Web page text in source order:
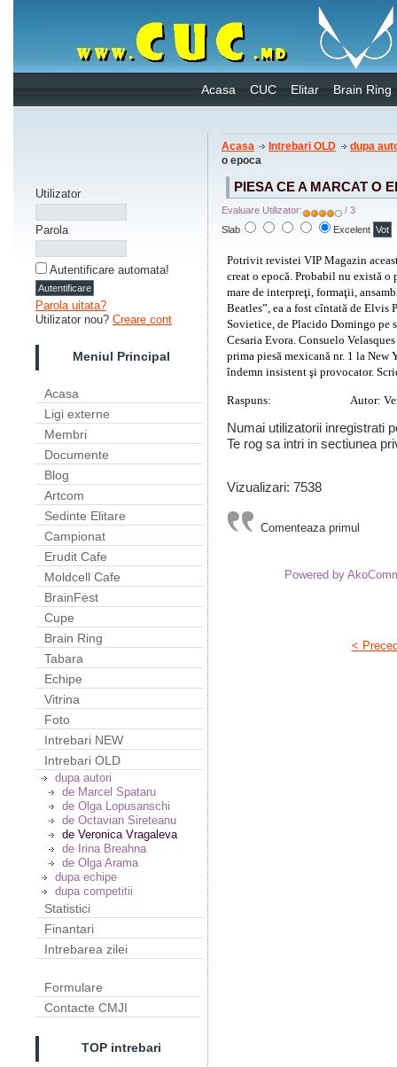
Acasa CUC Elitar Brain Ring
Utilizator
Parola
Autentificare automata!
Parola uitata?
Utilizator nou? Creare cont
Meniul Principal
Acasa
Ligi externe
Membri
Documente
Blog
Artcom
Sedinte Elitare
Campionat
Erudit Cafe
Moldcell Cafe
BrainFest
Cupe
Brain Ring
Tabara
Echipe
Vitrina
Foto
Intrebari NEW
Intrebari OLD
dupa autori
de Marcel Spataru
de Olga Lopusanschi
de Octavian Sireteanu
de Veronica Vragaleva
de Irina Breahna
de Olga Arama
dupa echipe
dupa competitii
Statistici
Finantari
Intrebarea zilei
Formulare
Contacte CMJI
TOP intrebari
Acasa Intrebari OLD
dupa
o epoca
PIESA CE A MARCAT O
Evaluare Utilizator:
/ 3
Slab
Excelent
Potrivit revistei VIP Magazin
creat o epocă. Probabil nu există o
mare de interpreţi, formaţii,
Beatles”, ea a fost cîntată de Elvis
Sovietice, de Placido Domingo pe
Cesaria Evora. Consuelo
prima piesă mexicană nr. 1 la
îndemn insistent şi provocator.
Raspuns: Autor:
Numai utilizatorii inregistrati
Te rog sa intri in sectiunea
Vizualizari: 7538
Comenteaza primul
Powered by
<